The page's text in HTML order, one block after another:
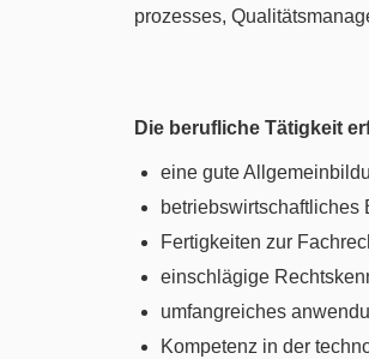
prozesses,
Die berufliche Tätigkeit
eine gute
betriebswirtschaftliches
Fertigkeiten zur
einschlägige
umfangreiches
Kompetenz in der